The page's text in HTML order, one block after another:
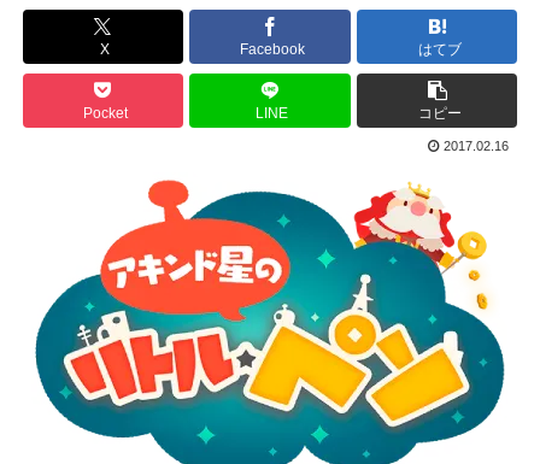
X Facebook はてブ
Pocket LINE コピー
2017.02.16